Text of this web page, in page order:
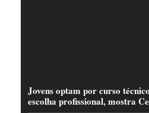
Jovens optam por curso
escolha profissional, mostra